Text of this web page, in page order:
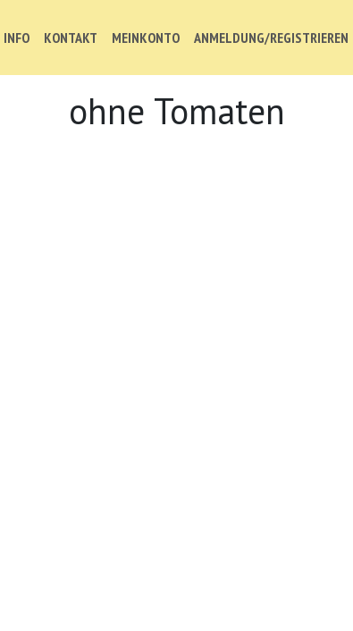
INFO KONTAKT MEINKONTO ANMELDUNG/REGISTRIEREN
ohne Tomaten